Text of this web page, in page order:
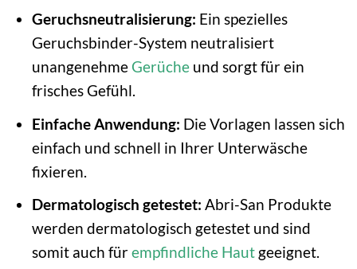
Geruchsneutralisierung: Ein spezielles
Geruchsbinder-System neutralisiert
unangenehme Gerücheund sorgt für ein
frisches Gefühl.
Einfache Anwendung: Die Vorlagen lassen sich
einfach und schnell in Ihrer Unterwäsche
fixieren.
Dermatologisch getestet: Abri-San Produkte
werden dermatologisch getestet und sind
somit auch fürempfindliche Hautgeeignet.